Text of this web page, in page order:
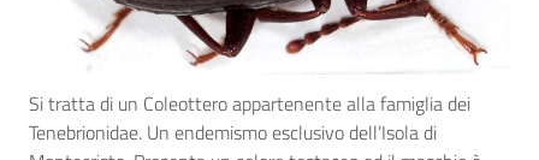
Si tratta di un Coleottero appartenente alla famiglia dei
Tenebrionidae. Un endemismo esclusivo dell’Isola di